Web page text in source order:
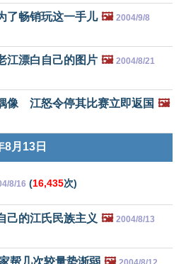
了畅销玩这一手儿 🖼️ 2004/9/8
江漂白自己的图片 🖼️ 2004/8/21
像 江怒令停其比赛立即返国 🖼️
8月13日
8/16 (16,435次)
己的江氏民族主义 🖼️ 2004/8/13
帮几次较量势渐弱 🖼️